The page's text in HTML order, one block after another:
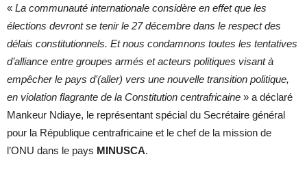
« La communauté internationale considère en effet que les
élections devront se tenir le 27 décembre dans le respect des
délais constitutionnels. Et nous condamnons toutes les tentatives
d’alliance entre groupes armés et acteurs politiques visant à
empêcher le pays d'(aller) vers une nouvelle transition politique,
en violation flagrante de la Constitution centrafricaine » a déclaré
Mankeur Ndiaye, le représentant spécial du Secrétaire général
pour la République centrafricaine et le chef de la mission de
l’ONU dans le pays MINUSCA.